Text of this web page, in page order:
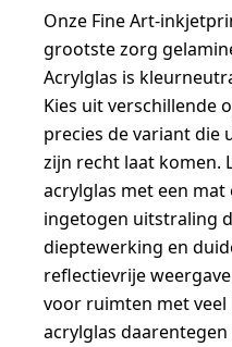
Onze Fine Art-
grootste zorg
Acrylglas is
Kies uit verschillende
precies de variant
zijn recht laat komen.
acrylglas met een
ingetogen uitstraling
dieptewerking en
reflectievrije
voor ruimten met veel
acrylglas